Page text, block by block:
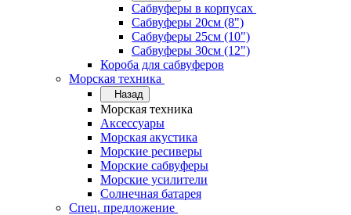
Сабвуферы в корпусах
Сабвуферы 20см (8")
Сабвуферы 25см (10")
Сабвуферы 30см (12")
Короба для сабвуферов
Морская техника
Назад
Морская техника
Аксессуары
Морская акустика
Морские ресиверы
Морские сабвуферы
Морские усилители
Солнечная батарея
Спец. предложение